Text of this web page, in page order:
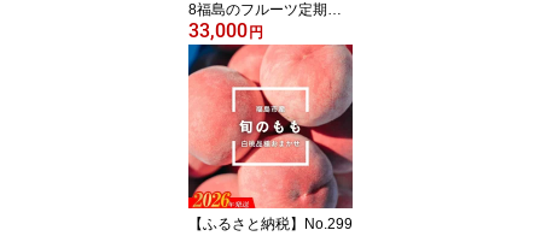
8福島のフルーツ定期便3
種【2026年発送】先行予
約 くだもの もも モモ な
し ナシ 葡萄 ぶどう ブド
ウ シャインマスカット
福島市 福島県産 返礼品 3
万円台 菅野房吉商店
33,000 円
【ふるさと納税】No.299